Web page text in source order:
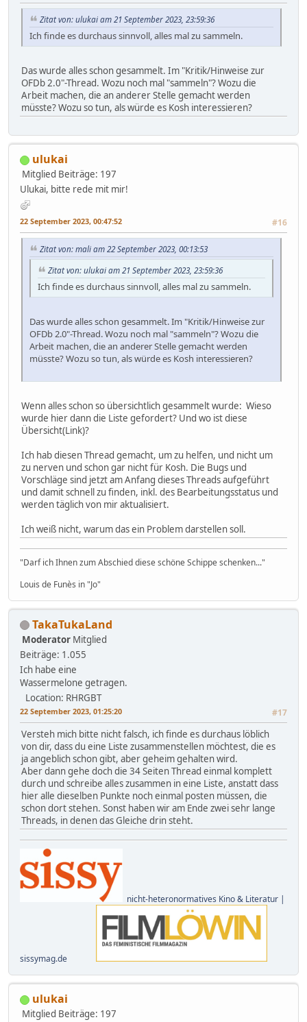
Zitat von: ulukai am 21 September 2023, 23:59:36
Ich finde es durchaus sinnvoll, alles mal zu sammeln.
Das wurde alles schon gesammelt. Im "Kritik/Hinweise zur
OFDb 2.0"-Thread. Wozu noch mal "sammeln"? Wozu die
Arbeit machen, die an anderer Stelle gemacht werden
müsste? Wozu so tun, als würde es Kosh interessieren?
ulukai
Mitglied Beiträge: 197
Ulukai, bitte rede mit mir!
22 September 2023, 00:47:52 #16
Zitat von: mali am 22 September 2023, 00:13:53
Zitat von: ulukai am 21 September 2023, 23:59:36
Ich finde es durchaus sinnvoll, alles mal zu sammeln.
Das wurde alles schon gesammelt. Im "Kritik/Hinweise zur
OFDb 2.0"-Thread. Wozu noch mal "sammeln"? Wozu die
Arbeit machen, die an anderer Stelle gemacht werden
müsste? Wozu so tun, als würde es Kosh interessieren?
Wenn alles schon so übersichtlich gesammelt wurde: Wieso
wurde hier dann die Liste gefordert? Und wo ist diese
Übersicht(Link)?
Ich hab diesen Thread gemacht, um zu helfen, und nicht um
zu nerven und schon gar nicht für Kosh. Die Bugs und
Vorschläge sind jetzt am Anfang dieses Threads aufgeführt
und damit schnell zu finden, inkl. des Bearbeitungsstatus und
werden täglich von mir aktualisiert.
Ich weiß nicht, warum das ein Problem darstellen soll.
"Darf ich Ihnen zum Abschied diese schöne Schippe schenken..."
Louis de Funès in "Jo"
TakaTukaLand
Moderator Mitglied
Beiträge: 1.055
Ich habe eine
Wassermelone getragen.
Location: RHRGBT
22 September 2023, 01:25:20 #17
Versteh mich bitte nicht falsch, ich finde es durchaus löblich
von dir, dass du eine Liste zusammenstellen möchtest, die es
ja angeblich schon gibt, aber geheim gehalten wird.
Aber dann gehe doch die 34 Seiten Thread einmal komplett
durch und schreibe alles zusammen in eine Liste, anstatt dass
hier alle dieselben Punkte noch einmal posten müssen, die
schon dort stehen. Sonst haben wir am Ende zwei sehr lange
Threads, in denen das Gleiche drin steht.
nicht-heteronormatives Kino & Literatur |
sissymag.de
ulukai
Mitglied Beiträge: 197